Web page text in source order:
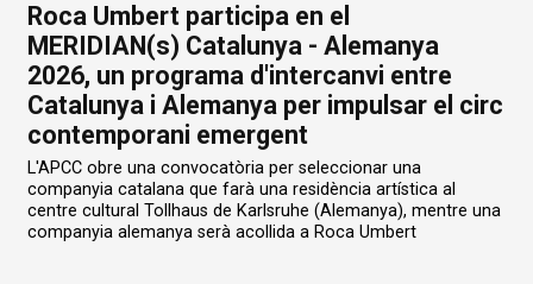
Roca Umbert participa en el
MERIDIAN(s) Catalunya - Alemanya
2026, un programa d'intercanvi entre
Catalunya i Alemanya per impulsar el circ
contemporani emergent
L'APCC obre una convocatòria per seleccionar una
companyia catalana que farà una residència artística al
centre cultural Tollhaus de Karlsruhe (Alemanya), mentre una
companyia alemanya serà acollida a Roca Umbert